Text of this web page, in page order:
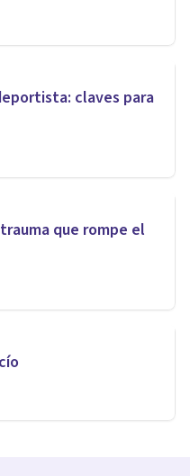
claves para
que rompe el